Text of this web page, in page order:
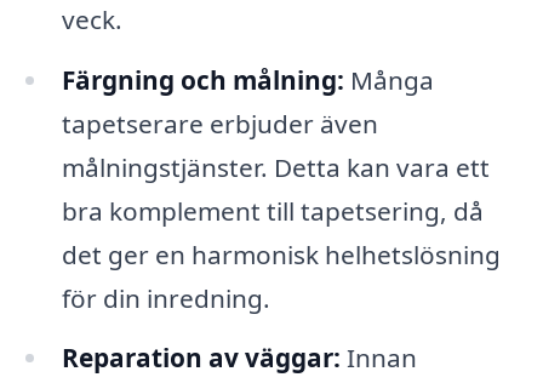
veck.
Färgning och målning: Många
tapetserare erbjuder även
målningstjänster. Detta kan vara ett
bra komplement till tapetsering, då
det ger en harmonisk helhetslösning
för din inredning.
Reparation av väggar: Innan